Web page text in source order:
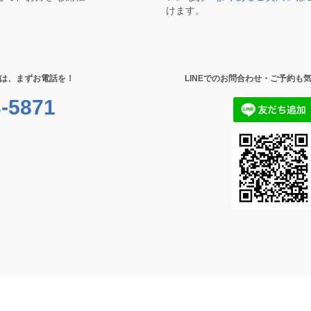
けます。
、まずお電話を！
5871
LINEでのお問合わせ・ご予約も